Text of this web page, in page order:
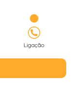
Ligação